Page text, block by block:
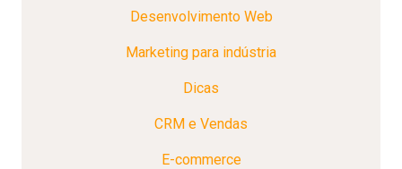
Desenvolvimento Web
Marketing para indústria
Dicas
CRM e Vendas
E-commerce